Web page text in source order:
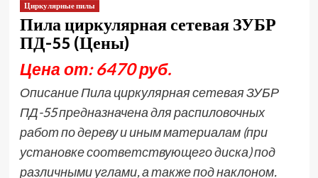
Циркулярные пилы
Пила циркулярная сетевая ЗУБР
ПД-55 (Цены)
Цена от: 6470 руб.
Описание Пила циркулярная сетевая ЗУБР
ПД-55 предназначена для распиловочных
работ по дереву и иным материалам (при
установке соответствующего диска) под
различными углами, а также под наклоном.